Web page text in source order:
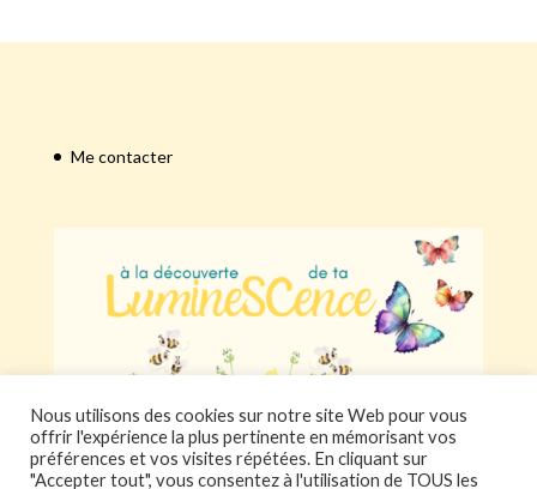
Me contacter
Nous utilisons des cookies sur notre site Web pour vous
offrir l'expérience la plus pertinente en mémorisant vos
préférences et vos visites répétées. En cliquant sur
"Accepter tout", vous consentez à l'utilisation de TOUS les